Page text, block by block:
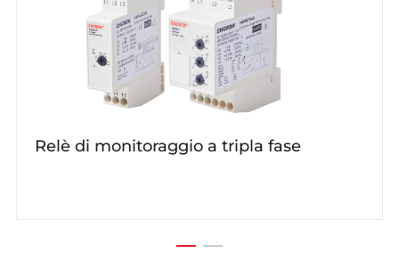
Relè di monitoraggio a tripla fase